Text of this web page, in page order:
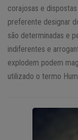
corajosas e
preferente designar
são determinadas e
indiferentes e
explodem podem
utilizado o termo